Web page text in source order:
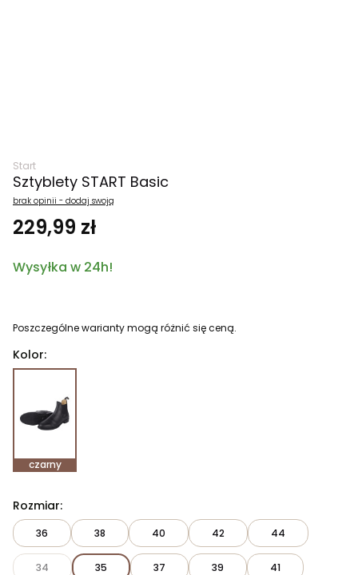
Start
Sztyblety START Basic
brak opinii - dodaj swoją
229,99 zł
Wysyłka w 24h!
Poszczególne warianty mogą różnić się ceną.
Kolor:
czarny
Rozmiar:
36 38 40 42 44
34 35 37 39 41